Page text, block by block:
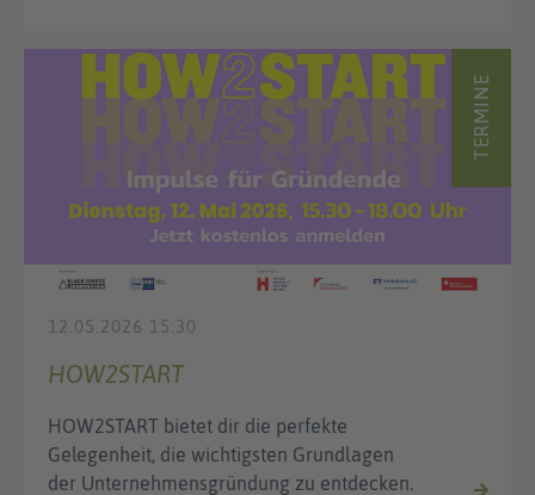
TERMINE
12.05.2026 15:30
HOW2START
HOW2START bietet dir die perfekte
Gelegenheit, die wichtigsten Grundlagen
der Unternehmensgründung zu entdecken.